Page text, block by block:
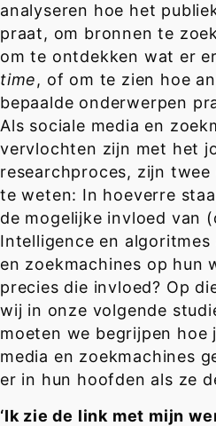
analyseren hoe het
praat, om bronnen te
om te ontdekken wat er
time, of om te zien hoe
bepaalde onderwerpen
Als sociale media en
vervlochten zijn met het
researchproces, zijn
te weten: In hoeverre
de mogelijke invloed van
Intelligence en
en zoekmachines op hun
precies die invloed? Op
wij in onze volgende
moeten we begrijpen hoe
media en zoekmachines
er in hun hoofden als ze
‘Ik zie de link met mijn